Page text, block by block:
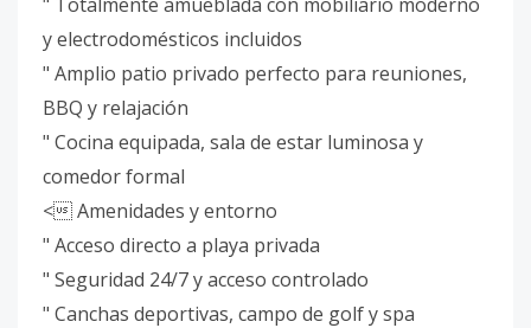
y electrodomésticos incluidos
" Amplio patio privado perfecto para reuniones,
BBQ y relajación
" Cocina equipada, sala de estar luminosa y
comedor formal
< Amenidades y entorno
" Acceso directo a playa privada
" Seguridad 24/7 y acceso controlado
" Canchas deportivas, campo de golf y spa